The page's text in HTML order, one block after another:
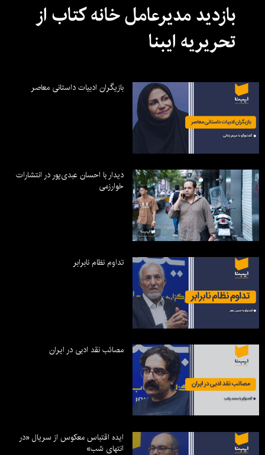
بازدید مدیرعامل خانه کتاب از
تحریریه ایبنا
بازیگران ادبیات داستانی معاصر
دیدار با احسان عبدی‌پور در انتشارات
خوارزمی
تداوم نظام نابرابر
مصائب نقد ادبی در ایران
ایده اقتباس معکوس از سریال «در
انتهای شب»